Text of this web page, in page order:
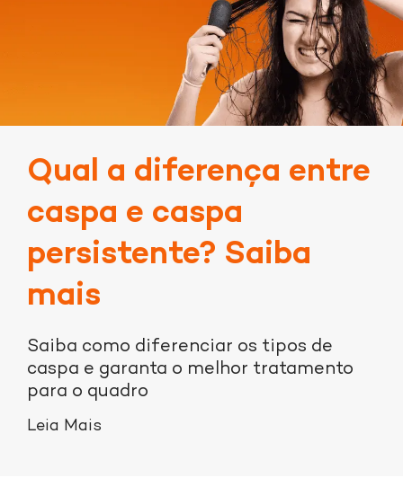
Qual a diferença entre
caspa e caspa
persistente? Saiba
mais
Saiba como diferenciar os tipos de
caspa e garanta o melhor tratamento
para o quadro
Leia Mais